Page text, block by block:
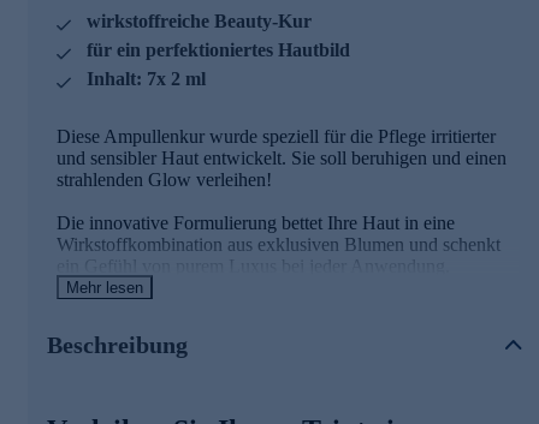
wirkstoffreiche Beauty-Kur
für ein perfektioniertes Hautbild
Inhalt: 7x 2 ml
Diese Ampullenkur wurde speziell für die Pflege irritierter
und sensibler Haut entwickelt. Sie soll beruhigen und einen
strahlenden Glow verleihen!
Die innovative Formulierung bettet Ihre Haut in eine
Wirkstoffkombination aus exklusiven Blumen und schenkt
ein Gefühl von purem Luxus bei jeder Anwendung.
Extrakten
Mehr lesen
Beschreibung